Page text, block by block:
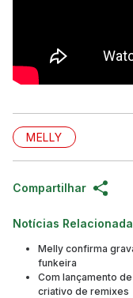
MELLY
Compartilhar
Notícias
Melly confirma
funkeira
Com lançamento
criativo de remixes